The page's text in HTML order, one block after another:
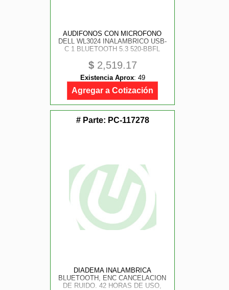
AUDIFONOS CON MICROFONO
DELL WL3024 INALAMBRICO USB-
C 1 BLUETOOTH 5.3 520-BBFL
$2,519.17
Existencia Aprox: 49
Agregar a Cotización
# Parte: PC-117278
DIADEMA INALAMBRICA
BLUETOOTH, ENC CANCELACION
DE RUIDO. 42 HORAS DE USO,